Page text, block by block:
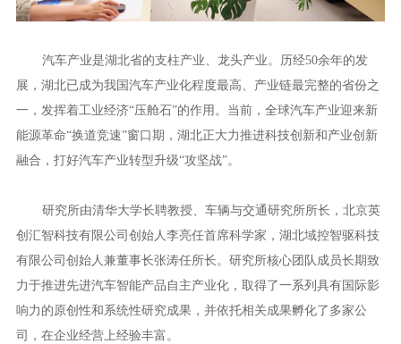
汽车产业是湖北省的支柱产业、龙头产业。历经50余年的发
展，湖北已成为我国汽车产业化程度最高、产业链最完整的省份之
一，发挥着工业经济“压舱石”的作用。当前，全球汽车产业迎来新
能源革命“换道竞速”窗口期，湖北正大力推进科技创新和产业创新
融合，打好汽车产业转型升级“攻坚战”。
研究所由清华大学长聘教授、车辆与交通研究所所长，北京英
创汇智科技有限公司创始人李亮任首席科学家，湖北域控智驱科技
有限公司创始人兼董事长张涛任所长。研究所核心团队成员长期致
力于推进先进汽车智能产品自主产业化，取得了一系列具有国际影
响力的原创性和系统性研究成果，并依托相关成果孵化了多家公
司，在企业经营上经验丰富。